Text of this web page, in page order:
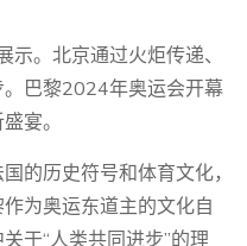
。北京通过火炬传递、
巴黎2024年奥运会开幕
宴。
的历史符号和体育文化，
为奥运东道主的文化自
于“人类共同进步”的理